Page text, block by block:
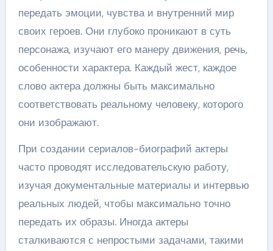
передать эмоции, чувства и внутренний мир
своих героев. Они глубоко проникают в суть
персонажа, изучают его манеру движения, речь,
особенности характера. Каждый жест, каждое
слово актера должны быть максимально
соответствовать реальному человеку, которого
они изображают.
При создании сериалов-биографий актеры
часто проводят исследовательскую работу,
изучая документальные материалы и интервью
реальных людей, чтобы максимально точно
передать их образы. Иногда актеры
сталкиваются с непростыми задачами, такими